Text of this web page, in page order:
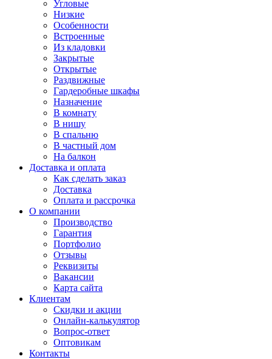
Угловые
Низкие
Особенности
Встроенные
Из кладовки
Закрытые
Открытые
Раздвижные
Гардеробные шкафы
Назначение
В комнату
В нишу
В спальню
В частный дом
На балкон
Доставка и оплата
Как сделать заказ
Доставка
Оплата и рассрочка
О компании
Производство
Гарантия
Портфолио
Отзывы
Реквизиты
Вакансии
Карта сайта
Клиентам
Скидки и акции
Онлайн-калькулятор
Вопрос-ответ
Оптовикам
Контакты